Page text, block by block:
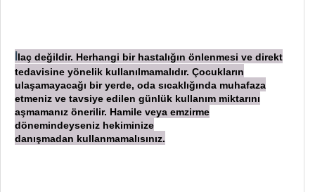
laç değildir. Herhangi bir hastalığın önlenmesi ve direkt
tedavisine yönelik kullanılmamalıdır. Çocukların
ulaşamayacağı bir yerde, oda sıcaklığında muhafaza
etmeniz ve tavsiye edilen günlük kullanım miktarını
aşmamanız önerilir. Hamile veya emzirme
dönemindeyseniz hekiminize
danışmadan kullanmamalısınız.